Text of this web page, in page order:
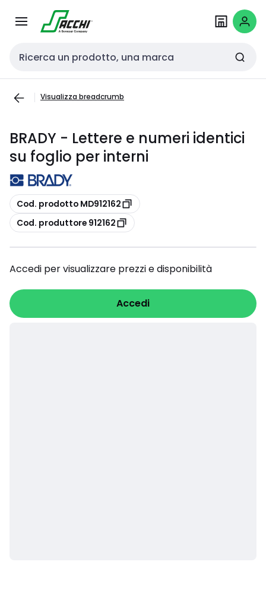
navigazionecontenuto
Cerca input
Visualizza breadcrumb
BRADY - Lettere e numeri identici
su foglio per interni
copia
Cod. prodotto MD912162
copia
Cod. produttore 912162
Accedi per visualizzare prezzi e disponibilità
Accedi